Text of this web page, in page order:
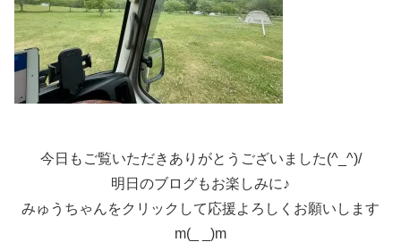
今日もご覧いただきありがとうございました(^_^)/
明日のブログもお楽しみに♪
みゅうちゃんをクリックして応援よろしくお願いします
m(_ _)m